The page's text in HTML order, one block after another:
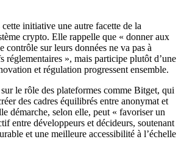
initiative une autre facette de la
crypto. Elle rappelle que « donner aux
contrôle sur leurs données ne va pas à
réglementaires », mais participe plutôt d’une
et régulation progressent ensemble.
le rôle des plateformes comme Bitget, qui
des cadres équilibrés entre anonymat et
démarche, selon elle, peut « favoriser un
entre développeurs et décideurs, soutenant
et une meilleure accessibilité à l’échelle